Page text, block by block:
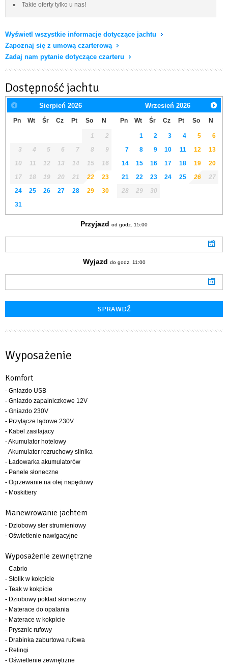
Takie oferty tylko u nas!
Wyświetl wszystkie informacje dotyczące jachtu
Zapoznaj się z umową czarterową
Zadaj nam pytanie dotyczące czarteru
Dostępność jachtu
Sierpień 2026
Pn Wt Śr Cz Pt So N
1
2
3
4 5 6 7 8
9
10
11 12 13 14 15
16
17
18 19 20 21 22
23
24
25 26 27 28 29
30
31
Wrzesień 2026
Pn Wt Śr Cz Pt So N
1 2 3 4 5
6
7
8 9 10 11 12
13
14
15 16 17 18 19
20
21
22 23 24 25 26
27
28
29 30
Przyjazd od godz. 15:00
Wyjazd do godz. 11:00
Wyposażenie
Komfort
- Gniazdo USB
- Gniazdo zapalniczkowe 12V
- Gniazdo 230V
- Przyłącze lądowe 230V
- Kabel zasilajacy
- Akumulator hotelowy
- Akumulator rozruchowy silnika
- Ładowarka akumulatorów
- Panele słoneczne
- Ogrzewanie na olej napędowy
- Moskitiery
Manewrowanie jachtem
- Dziobowy ster strumieniowy
- Oświetlenie nawigacyjne
Wyposażenie zewnętrzne
- Cabrio
- Stolik w kokpicie
- Teak w kokpicie
- Dziobowy pokład słoneczny
- Materace do opalania
- Materace w kokpicie
- Prysznic rufowy
- Drabinka zaburtowa rufowa
- Relingi
- Oświetlenie zewnętrzne